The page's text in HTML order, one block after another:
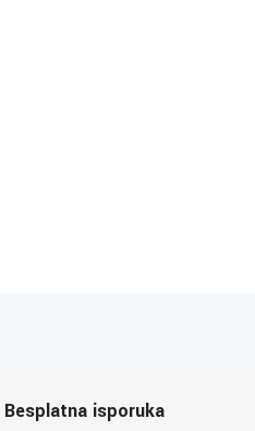
Besplatna isporuka